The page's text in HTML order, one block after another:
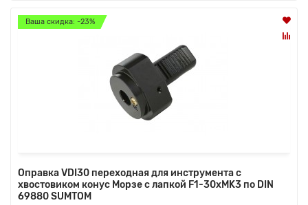
Ваша скидка: -23%
Оправка VDI30 переходная для инструмента с
хвостовиком конус Морзе с лапкой F1-30хMK3 по DIN
69880 SUMTOM